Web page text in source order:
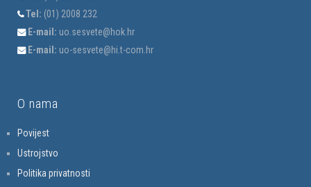
Tel: (01) 2008 232
E-mail: uo.sesvete@hok.hr
E-mail: uo-sesvete@hi.t-com.hr
O nama
Povijest
Ustrojstvo
Politika privatnosti